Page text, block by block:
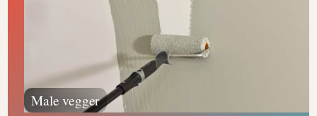
Male vegger